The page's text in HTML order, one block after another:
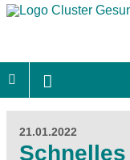
21.01.2022